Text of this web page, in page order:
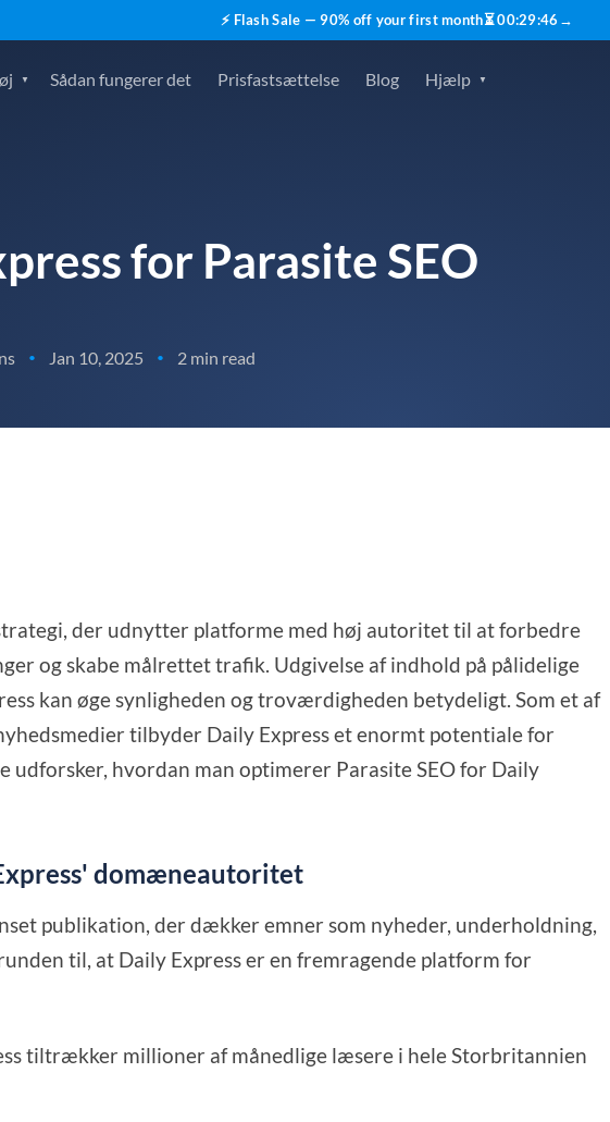
⚡ Flash Sale — 90% off your first month⏳00:29:45 →
Sådan fungerer det Prisfastsættelse Blog Hjælp
for Parasite SEO
• Jan 10, 2025 • 2 min read
der udnytter platforme med høj autoritet til at forbedre
og skabe målrettet trafik. Udgivelse af indhold på pålidelige
kan øge synligheden og troværdigheden betydeligt. Som et af
tilbyder Daily Express et enormt potentiale for
udforsker, hvordan man optimerer Parasite SEO for Daily
domæneautoritet
publikation, der dækker emner som nyheder, underholdning,
til, at Daily Express er en fremragende platform for
tiltrækker millioner af månedlige læsere i hele Storbritannien